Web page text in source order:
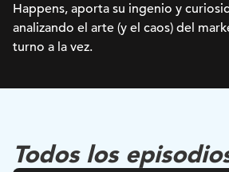
Happens, aporta su ingenio y
analizando el arte (y el caos) del
turno a la vez.
Todos los